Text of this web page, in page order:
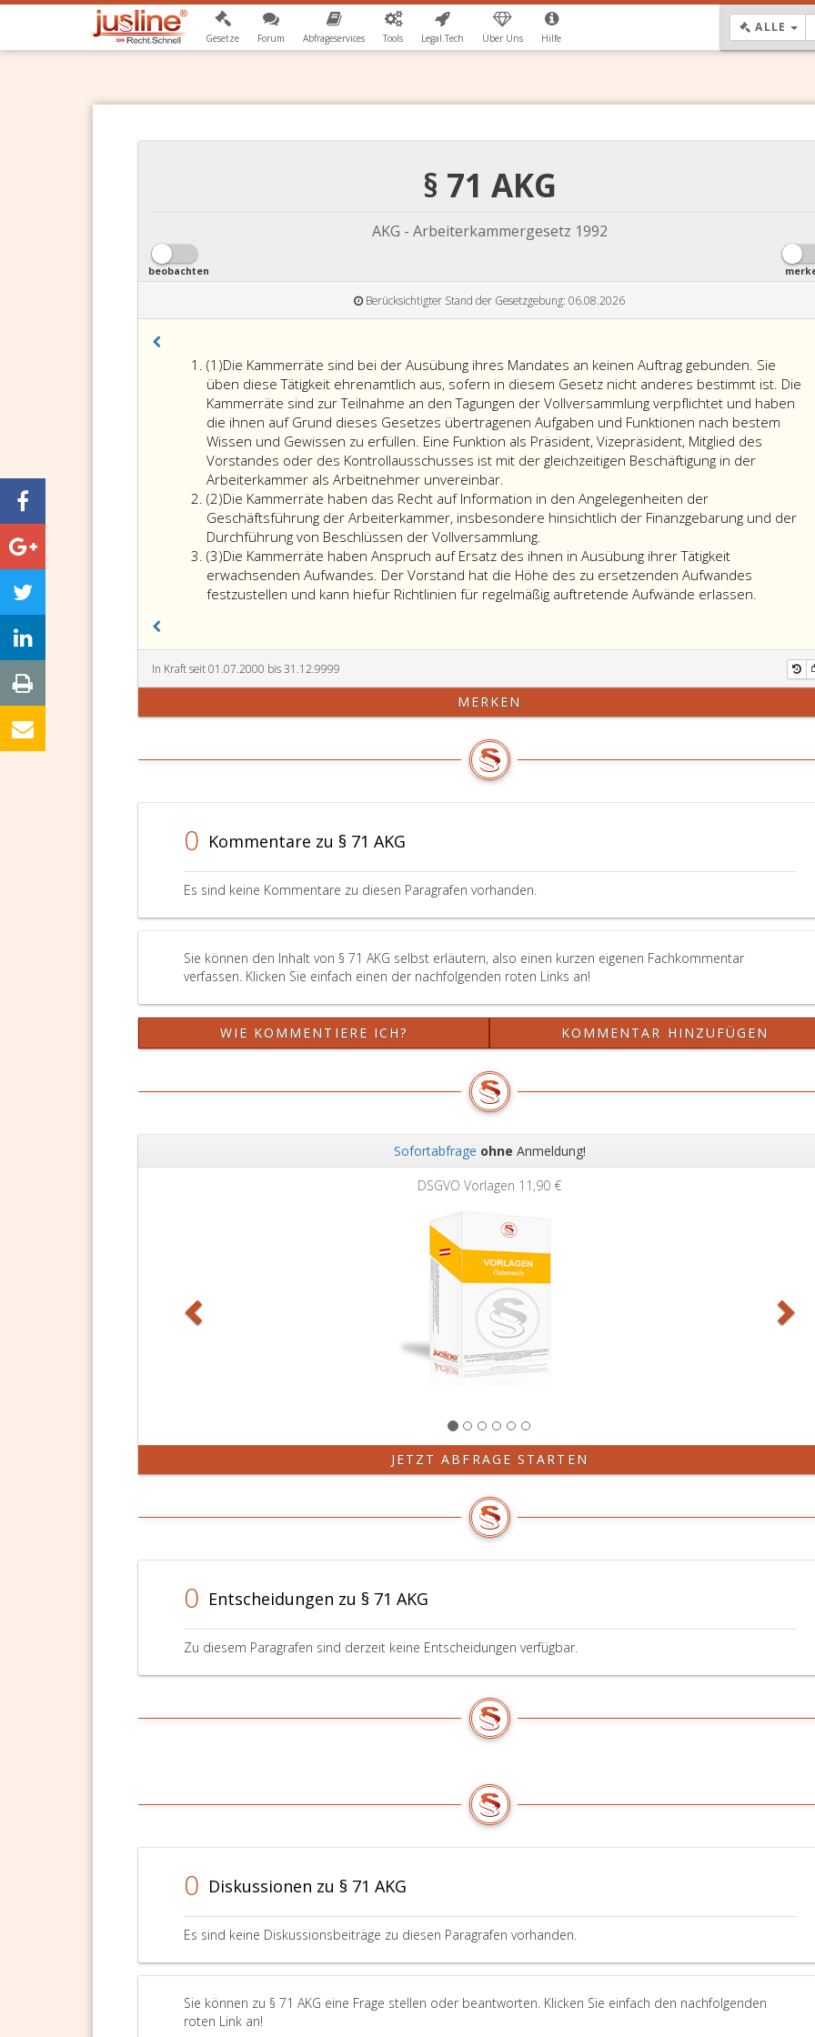
Gesetze Forum Abfrageservices Tools Legal.Tech Über Uns Hilfe
ALLE
§ 71 AKG
AKG - Arbeiterkammergesetz 1992
beobachten
Berücksichtigter Stand der Gesetzgebung: 06.08.2026
(1)Absatz
eins
Die Kammerräte sind bei der Ausübung ihres Mandates an keinen Auftrag gebunden. Sie
üben diese Tätigkeit ehrenamtlich aus, sofern in diesem Gesetz nicht anderes bestimmt ist. Die
Kammerräte sind zur Teilnahme an den Tagungen der Vollversammlung verpflichtet und haben
die ihnen auf Grund dieses Gesetzes übertragenen Aufgaben und Funktionen nach bestem
Wissen und Gewissen zu erfüllen. Eine Funktion als Präsident, Vizepräsident, Mitglied des
Vorstandes oder des Kontrollausschusses ist mit der gleichzeitigen Beschäftigung in der
Arbeiterkammer als Arbeitnehmer unvereinbar.
(2)Absatz
2
Die Kammerräte haben das Recht auf Information in den Angelegenheiten der
Geschäftsführung der Arbeiterkammer, insbesondere hinsichtlich der Finanzgebarung und der
Durchführung von Beschlüssen der Vollversammlung.
(3)Absatz
3
Die Kammerräte haben Anspruch auf Ersatz des ihnen in Ausübung ihrer Tätigkeit
erwachsenden Aufwandes. Der Vorstand hat die Höhe des zu ersetzenden Aufwandes
festzustellen und kann hiefür Richtlinien für regelmäßig auftretende Aufwände erlassen.
In Kraft seit 01.07.2000 bis 31.12.9999
MERKEN
0 Kommentare zu § 71 AKG
Es sind keine Kommentare zu diesen Paragrafen vorhanden.
Sie können den Inhalt von § 71 AKG selbst erläutern, also einen kurzen eigenen Fachkommentar
verfassen. Klicken Sie einfach einen der nachfolgenden roten Links an!
WIE KOMMENTIERE ICH? KOMMENTAR HINZUFÜGEN
Sofortabfrage ohne Anmeldung!
DSGVO Vorlagen 11,90 €
JETZT ABFRAGE STARTEN
0 Entscheidungen zu § 71 AKG
Zu diesem Paragrafen sind derzeit keine Entscheidungen verfügbar.
0 Diskussionen zu § 71 AKG
Es sind keine Diskussionsbeiträge zu diesen Paragrafen vorhanden.
Sie können zu § 71 AKG eine Frage stellen oder beantworten. Klicken Sie einfach den nachfolgenden
roten Link an!